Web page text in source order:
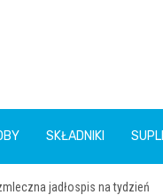
SKŁADNIKI
jadłospis na tydzień